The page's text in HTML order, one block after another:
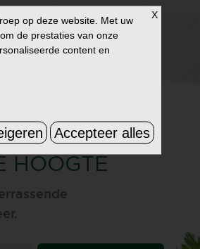
HOOGTE
X
op deze website. Met uw
de prestaties van onze
content en
Accepteer alles